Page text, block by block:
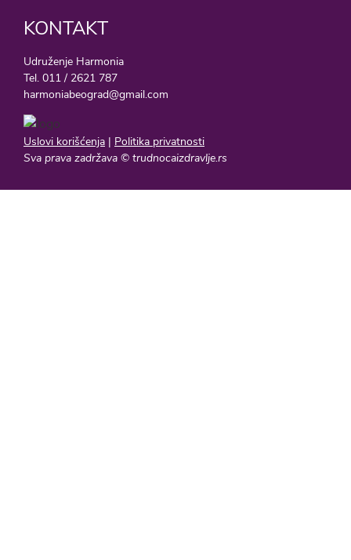
KONTAKT
Udruženje Harmonia
Tel. 011 / 2621 787
harmoniabeograd@gmail.com
Uslovi korišćenja | Politika privatnosti
Sva prava zadržava © trudnocaizdravlje.rs